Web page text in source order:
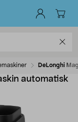
DeLonghi
automatisk